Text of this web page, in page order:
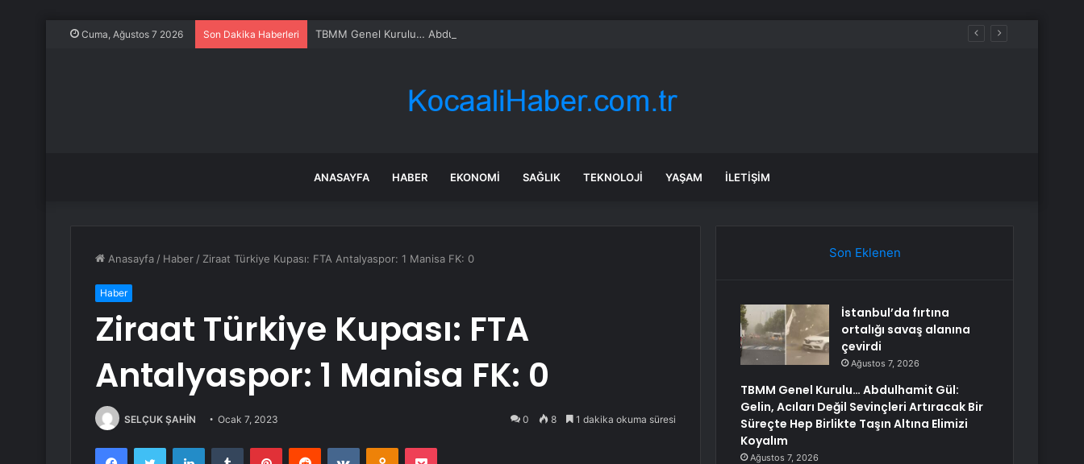
Cuma, Ağustos 7 2026 Son Dakika Haberleri TBMM Genel Kurulu… Abdulhamit Gül: Gelin, Acıları Değil Sevinçleri Artıracak Bir Süreçte Hep Birlikte Taşın Altına Elimizi Koyalım
ANASAYFA HABER EKONOMI SAĞLIK TEKNOLOJI YAŞAM İLETIŞIM
Anasayfa / Haber / Ziraat Türkiye Kupası: FTA Antalyaspor: 1 Manisa FK: 0
Haber
Ziraat Türkiye Kupası: FTA
Antalyaspor: 1 Manisa FK: 0
SELÇUK ŞAHİN Ocak 7, 2023 0 8 1 dakika okuma süresi
FacebookTwitter LinkedInTumblr PinterestReddit VKontakteOdnoklassniki
Pocket
Son Eklenen
İstanbul’da fırtına
ortalığı savaş alanına
çevirdi
Ağustos 7, 2026
TBMM Genel Kurulu… Abdulhamit Gül:
Gelin, Acıları Değil Sevinçleri Artıracak Bir
Süreçte Hep Birlikte Taşın Altına Elimizi
Koyalım
Ağustos 7, 2026